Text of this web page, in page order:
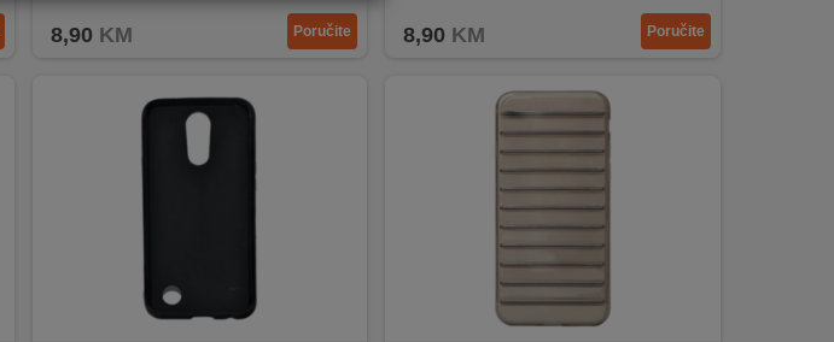
8,90 KM Poručite 8,90 KM Poručite